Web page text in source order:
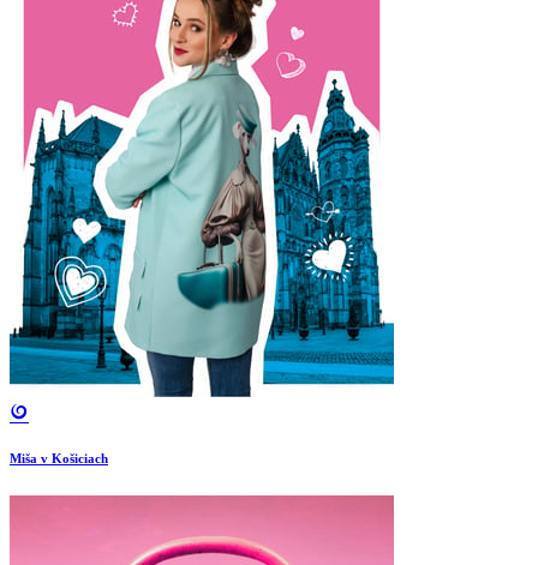
Miša v Košiciach